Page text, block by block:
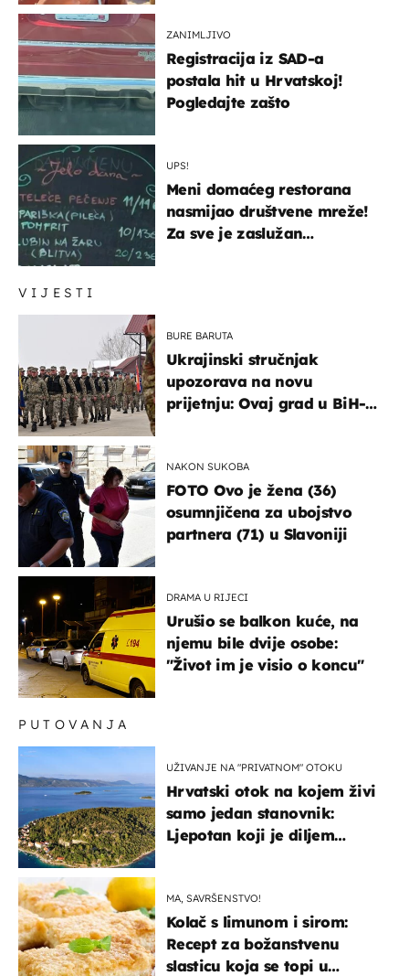
VIJESTI
BURE BARUTA
Ukrajinski stručnjak
upozorava na novu
prijetnju: Ovaj grad u BiH-u
NAKON SUKOBA
FOTO Ovo je žena (36)
osumnjičena za ubojstvo
partnera (71) u Slavoniji
DRAMA U RIJECI
Urušio se balkon kuće, na
njemu bile dvije osobe:
"Život im je visio o koncu"
ZANIMLJIVO
Registracija iz SAD-a
postala hit u Hrvatskoj!
Pogledajte zašto
UPS!
Meni domaćeg restorana
nasmijao društvene mreže!
Za sve je zaslužan
PUTOVANJA
UŽIVANJE NA "PRIVATNOM" OTOKU
Hrvatski otok na kojem živi
samo jedan stanovnik:
Ljepotan koji je diljem
MA, SAVRŠENSTVO!
Kolač s limunom i sirom:
Recept za božanstvenu
slasticu koja se topi u